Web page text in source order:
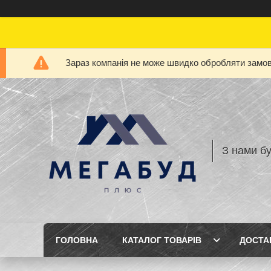
Зараз компанія не може швидко обробляти
З нами
ГОЛОВНА КАТАЛОГ ТОВАРІВ